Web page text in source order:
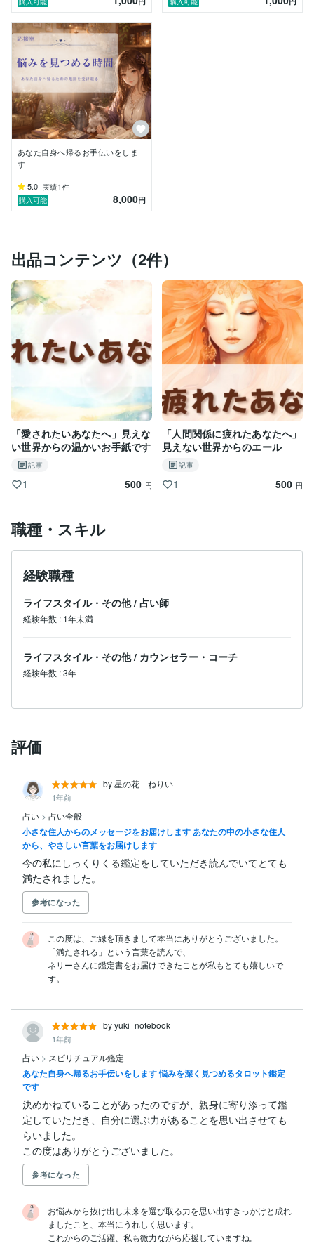
それまでの通院生活や、誰かに救ってほしいと思ってい
私にとってタロットは自分本来の姿を映してくれる鏡で
あり、
可能性を思い出させてくれる「魂の秘密道具」です。
タロットによって自分自身の力を思い出した私が、
今度はあなたがあなた自身の力を思い出すためのお手伝
いをさせていただきます。
あなた自身へ帰るお手伝いをしま
す
5.0 実績1 件
購入可能
8,000円
出品コンテンツ（2件）
「愛されたいあなたへ」見えな
い世界からの温かいお手紙です
記事
1 500 円
「人間関係に疲れたあなたへ」
見えない世界からのエール
記事
1 500 円
職種・スキル
経験職種
ライフスタイル・その他 / 占い師
経験年数 : 1年未満
ライフスタイル・その他 / カウンセラー・コーチ
経験年数 :3年
評価
by 星の花 ねりい
1年前
占い > 占い全般
小さな住人からのメッセージをお届けします あなたの中の小さな住人
から、やさしい言葉をお届けします
今の私にしっくりくる鑑定をしていただき読んでいてとても
満たされました。
参考になった
この度は、ご縁を頂きまして本当にありがとうございました。
「満たされる」という言葉を読んで、
ネリーさんに鑑定書をお届けできたことが私もとても嬉しいで
by yuki_notebook
1年前
占い > スピリチュアル鑑定
あなた自身へ帰るお手伝いをします 悩みを深く見つめるタロット鑑定
です
決めかねていることがあったのですが、親身に寄り添って鑑
定していただき、自分に選ぶ力があることを思い出させても
らいました。
この度はありがとうございました。
参考になった
お悩みから抜け出し未来を選び取る力を思い出すきっかけと成れ
ましたこと、本当にうれしく思います。
これからのご活躍、私も微力ながら応援していますね。